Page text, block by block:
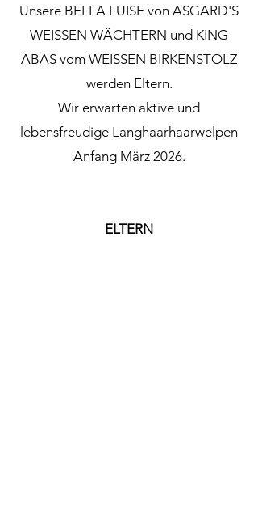
Unsere BELLA LUISE von ASGARD'S
WEISSEN WÄCHTERN und KING
ABAS vom WEISSEN BIRKENSTOLZ
werden Eltern.
Wir erwarten aktive und
lebensfreudige Langhaarhaarwelpen
Anfang März 2026.
​ELTERN